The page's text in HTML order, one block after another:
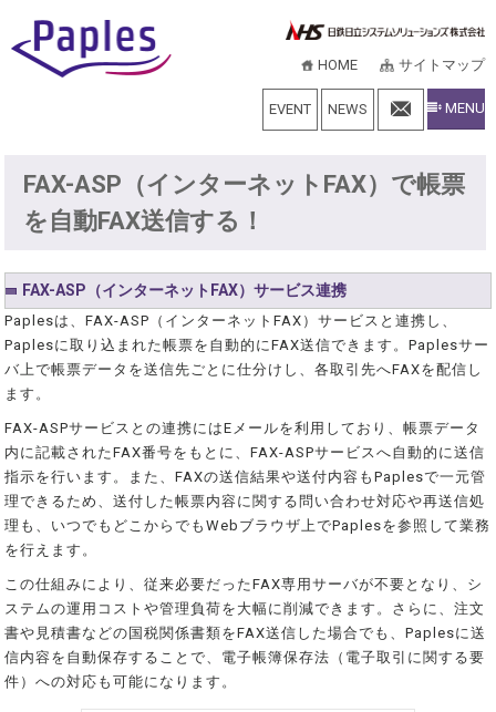
HOME サイトマップ
MENU
NEWS
EVENT
FAX-ASP（インターネットFAX）で帳票
を自動FAX送信する！
FAX-ASP（インターネットFAX）サービス連携
Paplesは、FAX-ASP（インターネットFAX）サービスと連携し、
Paplesに取り込まれた帳票を自動的にFAX送信できます。Paplesサー
バ上で帳票データを送信先ごとに仕分けし、各取引先へFAXを配信し
ます。
FAX-ASPサービスとの連携にはEメールを利用しており、帳票データ
内に記載されたFAX番号をもとに、FAX-ASPサービスへ自動的に送信
指示を行います。また、FAXの送信結果や送付内容もPaplesで一元管
理できるため、送付した帳票内容に関する問い合わせ対応や再送信処
理も、いつでもどこからでもWebブラウザ上でPaplesを参照して業務
を行えます。
この仕組みにより、従来必要だったFAX専用サーバが不要となり、シ
ステムの運用コストや管理負荷を大幅に削減できます。さらに、注文
書や見積書などの国税関係書類をFAX送信した場合でも、Paplesに送
信内容を自動保存することで、電子帳簿保存法（電子取引に関する要
件）への対応も可能になります。